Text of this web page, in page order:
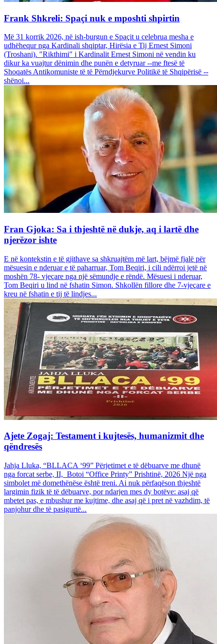
Frank Shkreli: Spaçi nuk e mposhti shpirtin
Më 31 korrik 2026, në ish-burgun e Spaçit u celebrua mesha e
udhëhequr nga Kardinali shqiptar, Hirësia e Tij Ernest Simoni
(Troshani). "Rikthimi" i Kardinalit Ernest Simoni në vendin ku
dikur ka vuajtur dënimin dhe punën e detyruar --me ftesë të
Shoqatës Antikomuniste të të Përndjekurve Politikë të Shqipërisë --
shënoi...
Fran Gjoka: Sa i thjeshtë në dukje, aq i lartë dhe
njerëzor ishte
E në kontekstin e të gjithave sa shkruajtëm më lart, bëjmë fjalë për
mësuesin e nderuar e të paharruar, Tom Beqiri, i cili ndërroi jetë në
moshën 78- vjeçare nga një sëmundje e rëndë. Mësuesi i nderuar,
Tom Beqiri u lind në fshatin Simon. Shkollën fillore dhe 7-vjeçare e
kreu në fshatin e tij të lindjes...
Ajete Zogaj: Testament i kujtesës, humanizmit dhe
qëndresës
Jahja Lluka, “BLLACA ‘99” Përjetimet e të dëbuarve me dhunë
nga forcat serbe, II, Botoi “Office Printy” Prishtinë, 2026 Një nga
simbolet më domethënëse është treni. Ai nuk përfaqëson thjeshtë
largimin fizik të të dëbuarve, por ndarjen mes dy botëve: asaj që
mbetet pas, e mbushur me kujtime, dhe asaj që i pret në vazhdim, të
panjohur dhe të pasigurtë...